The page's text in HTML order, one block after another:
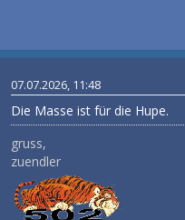
07.07.2026, 11:48
Die Masse ist für die Hupe.
gruss,
zuendler